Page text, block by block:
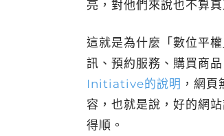
亮，對他們來說也不算真
這就是為什麼「數位平
訊、預約服務、購買商
Initiative的說明 ，網
容，也就是說，好的網
得順。